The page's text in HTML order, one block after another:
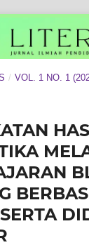
/ VOL. 1 NO. 1